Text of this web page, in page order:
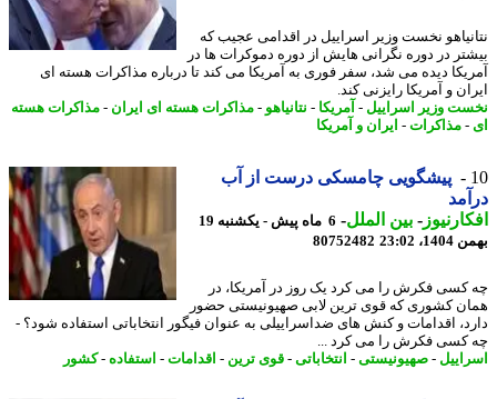
نخست وزیر اسراییل در اقدامی عجیب که
در دوره نگرانی هایش از دوره دموکرات ها در
دیده می شد، سفر فوری به آمریکا می کند تا درباره مذاکرات هسته ای
و آمریکا رایزنی کند.
وزیر اسراییل
-آمریکا- نتانیاهو-مذاکرات هسته ای ایران -
مذاکرات هسته
مذاکرات- ایران و آمریکا
پیشگویی چامسکی درست از آب
-بین الملل-
6 ماه پیش - یکشنبه 19
23:02
80752482
فکرش را می کرد یک روز در آمریکا، در
کشوری که قوی ترین لابی صهیونیستی حضور
اقدامات و کنش های ضداسراییلی به عنوان فیگور انتخاباتی استفاده شود؟ -
کسی فکرش را می کرد ...
-صهیونیستی-انتخاباتی-قوی ترین- اقدامات -استفاده-کشور